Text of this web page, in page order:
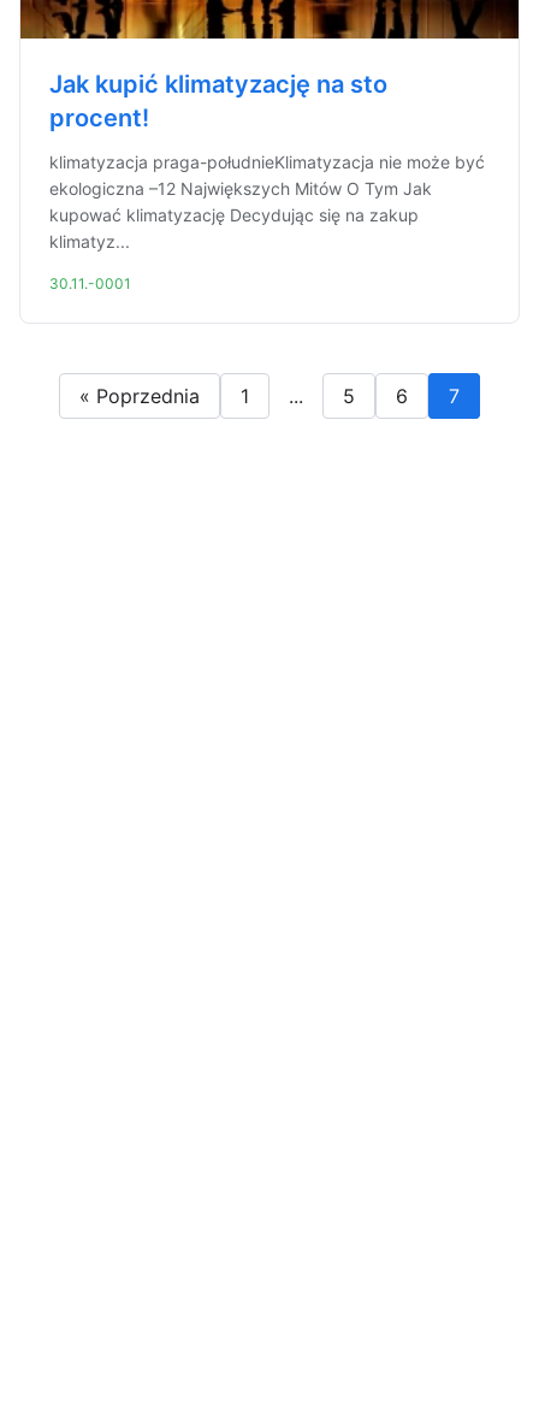
Jak kupić klimatyzację na sto
procent!
klimatyzacja praga-południeKlimatyzacja nie może być
ekologiczna –12 Największych Mitów O Tym Jak
kupować klimatyzację Decydując się na zakup
klimatyz...
30.11.-0001
« Poprzednia 1 ... 5 6 7